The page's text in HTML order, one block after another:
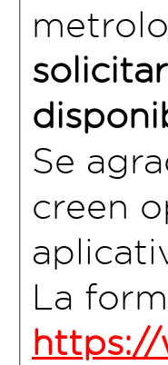
Se
creen
La
https://